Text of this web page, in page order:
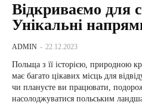
Відкриваємо для
Унікальні
ADMIN - 22.12.2023
Польща з її історією, природною
має багато цікавих місць для
чи плануєте ви працювати,
насолоджуватися польським